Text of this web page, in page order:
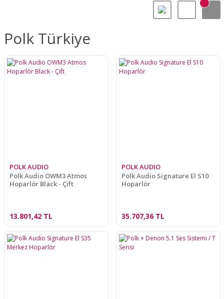
Polk Türkiye
POLK AUDIO
Polk Audio OWM3 Atmos
Hoparlör Black - Çift
13.801,42 TL
POLK AUDIO
Polk Audio Signature El S10
Hoparlör
35.707,36 TL